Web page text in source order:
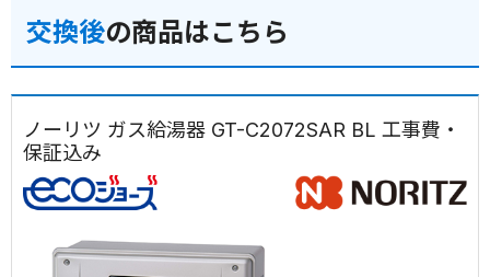
交換後の商品はこちら
ノーリツ ガス給湯器 GT-C2072SAR BL 工事費・
保証込み